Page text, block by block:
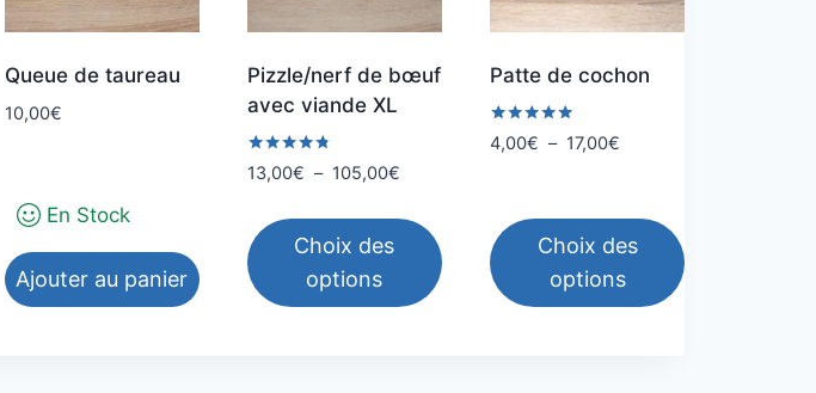
Queue de taureau
10,00€
En Stock
Ajouter au panier
Pizzle/nerf de bœuf
avec viande XL
Note
4.67
13,00€ – 105,00€Plage
prix :
13,00€
105,00€
Choix des
options
Patte de cochon
Note
4.75
4,00€ – 17,00€
4,00€
à
17,00€
Choix des
options